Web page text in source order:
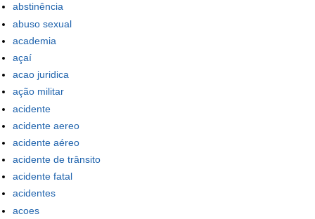
abstinência
abuso sexual
academia
açaí
acao juridica
ação militar
acidente
acidente aereo
acidente aéreo
acidente de trânsito
acidente fatal
acidentes
acoes